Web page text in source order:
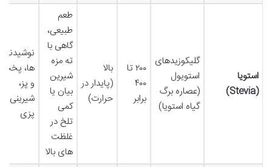
استویا
(Stevia)
گلیکوزیدهای
استویول
(عصاره برگ
گیاه استویا)
۲۰۰ تا
۴۰۰
برابر
بالا
(پایدار در
حرارت)
طعم
طبیعی،
گاهی با
ته مزه
شیرین
بیان یا
کمی
تلخ در
غلظت
های بالا
نوشیدنی
ها، پخت
و پز،
شیرینی
پزی